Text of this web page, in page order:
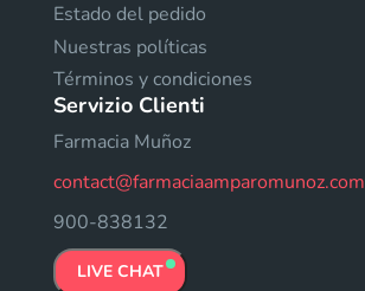
Estado del pedido
Nuestras políticas
Términos y condiciones
Servizio Clienti
Farmacia Muñoz
contact@farmaciaamparomunoz.com
900-838132
LIVE CHAT